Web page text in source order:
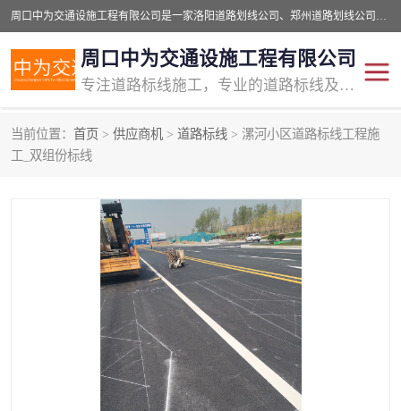
周口中为交通设施工程有限公司是一家洛阳道路划线公司、郑州道路划线公司、平顶山道路车位划线公司、开封车位划线公司、许昌道路车位划线公司、漯河道路车位划线公司，公司始终坚持“诚信、匠心、专注”的宗旨；我们的经营理念是：的服务。
周口中为交通设施工程有限公司
专注道路标线施工，专业的道路标线及交通设施施工服务商!
当前位置： 首页 > 供应商机 > 道路标线 > 漯河小区道路标线工程施
工_双组份标线
交通道路标线
道路标线划线 马路标线
道路划线